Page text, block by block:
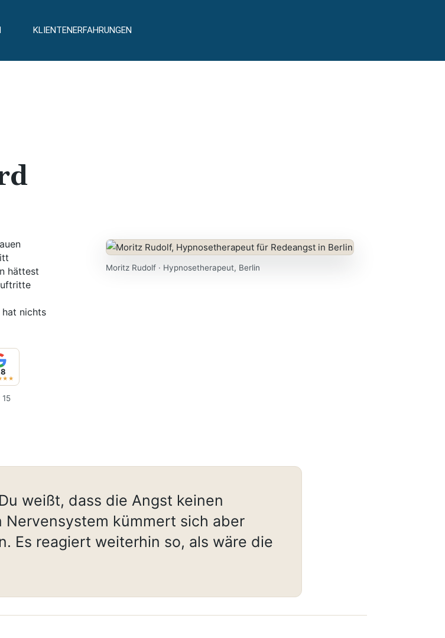
KLIENTENERFAHRUNGEN
Moritz Rudolf · Hypnosetherapeut, Berlin
hättest
hat nichts
weißt, dass die Angst keinen
Nervensystem kümmert sich aber
Es reagiert weiterhin so, als wäre die